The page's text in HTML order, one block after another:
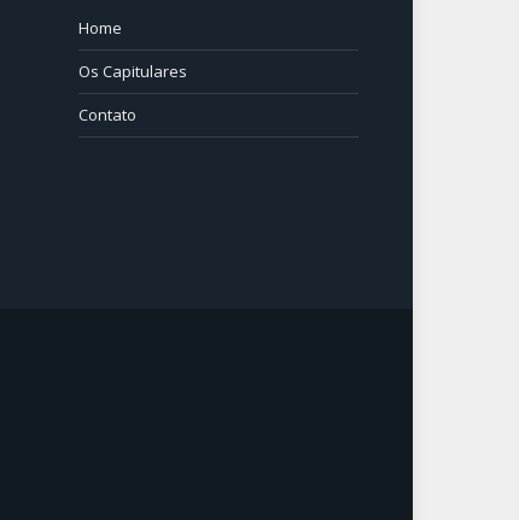
Home
Os Capitulares
Contato